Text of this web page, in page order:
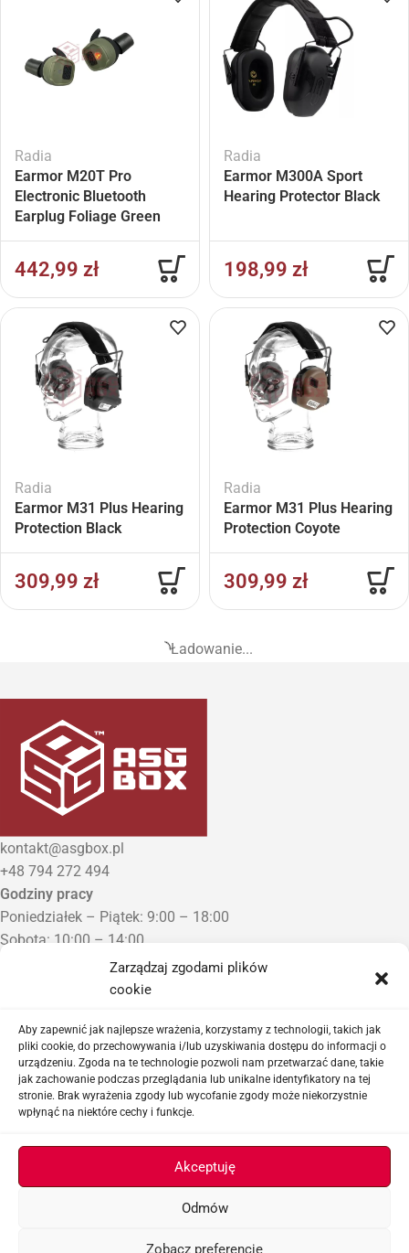
Zarządzaj zgodami plików
cookie
Aby zapewnić jak najlepsze wrażenia, korzystamy z technologii, takich jak
pliki cookie, do przechowywania i/lub uzyskiwania dostępu do informacji o
urządzeniu. Zgoda na te technologie pozwoli nam przetwarzać dane, takie
jak zachowanie podczas przeglądania lub unikalne identyfikatory na tej
stronie. Brak wyrażenia zgody lub wycofanie zgody może niekorzystnie
wpłynąć na niektóre cechy i funkcje.
Akceptuję
Odmów
Zobacz preferencje
Radia
Earmor M20T Pro
Electronic Bluetooth
Earplug Foliage Green
442,99 zł
Radia
Earmor M300A Sport
Hearing Protector Black
198,99 zł
Radia
Earmor M31 Plus Hearing
Protection Black
309,99 zł
Radia
Earmor M31 Plus Hearing
Protection Coyote
309,99 zł
Ładowanie...
kontakt@asgbox.pl
+48 794 272 494
Godziny pracy
Poniedziałek – Piątek: 9:00 – 18:00
Sobota: 10:00 – 14:00
Niedziela: Zamknięte
Punkt Odbioru zamówień
Proszę o wcześniejszy kontakt telefoniczny
Sklep airsoftowy i serwis replik ASG